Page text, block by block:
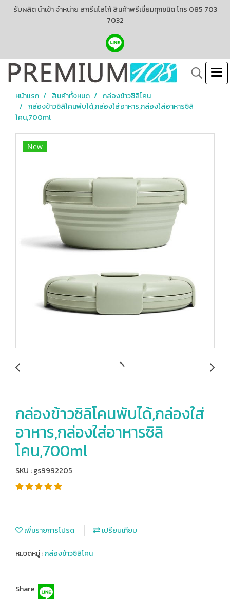
รับผลิต นำเข้า จำหน่าย สกรีนโลโก้ สินค้าพรีเมี่ยมทุกชนิด โทร 085 703
7032
หน้าแรก สินค้าทั้งหมด
กล่องข้าวซิลิโคน
กล่องข้าวซิลิโคนพับได้,กล่องใส่อาหาร,กล่องใส่อาหารซิลิ
โคน,700ml
New
กล่องข้าวซิลิโคนพับได้,กล่องใส่
อาหาร,กล่องใส่อาหารซิลิ
โคน,700ml
SKU : gs9992205
เพิ่มรายการโปรด เปรียบเทียบ
หมวดหมู่ :กล่องข้าวซิลิโคน
Share